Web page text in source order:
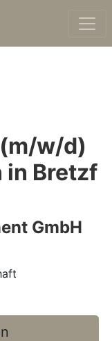
w/d)
in Bretzf
GmbH